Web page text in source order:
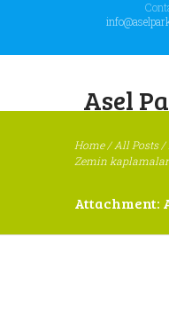
Asel
Home/All Posts/
Zemin
Attachment: